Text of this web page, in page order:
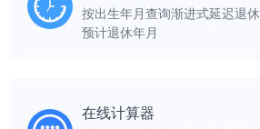
按出生年月查询渐进式延迟退
预计退休年月
在线计算器